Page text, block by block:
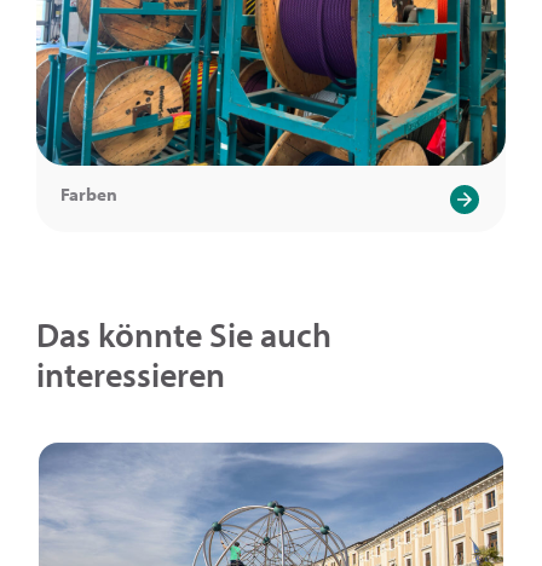
Farben
Das könnte Sie auch
interessieren